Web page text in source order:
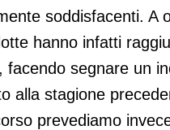
soddisfacenti. A
hanno infatti
facendo segnare un
alla stagione
prevediamo